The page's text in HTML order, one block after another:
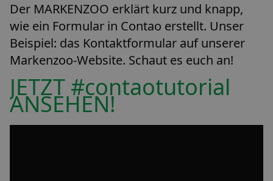
Der MARKENZOO erklärt kurz und knapp,
wie ein Formular in Contao erstellt. Unser
Beispiel: das Kontaktformular auf unserer
Markenzoo-Website. Schaut es euch an!
JETZT #contaotutorial
ANSEHEN!